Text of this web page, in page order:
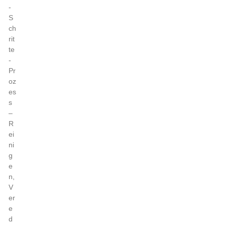
-
S
ch
rit
te
-
Pr
oz
es
s
–
R
ei
ni
g
e
n,
V
er
e
d